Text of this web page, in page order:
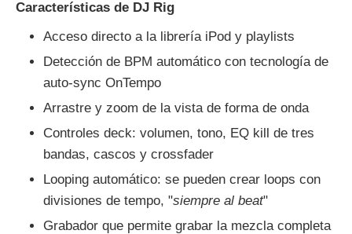
Características de DJ Rig
Acceso directo a la librería iPod y playlists
Detección de BPM automático con tecnología de
auto-sync OnTempo
Arrastre y zoom de la vista de forma de onda
Controles deck: volumen, tono, EQ kill de tres
bandas, cascos y crossfader
Looping automático: se pueden crear loops con
divisiones de tempo, "siempre al beat"
Grabador que permite grabar la mezcla completa